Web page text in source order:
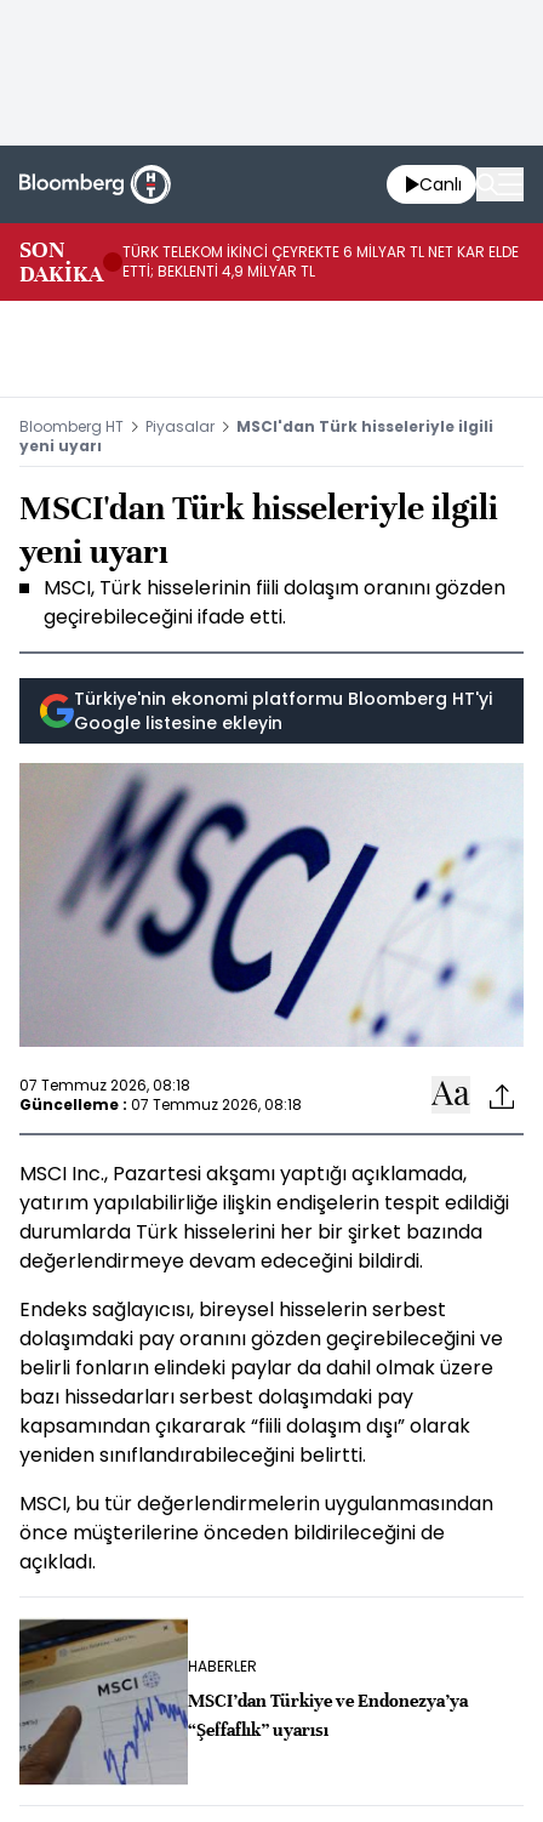
Canlı
SON
DAKİKA
TÜRK TELEKOM İKİNCİ ÇEYREKTE 6 MİLYAR TL NET KAR ELDE
ETTİ; BEKLENTİ 4,9 MİLYAR TL
Bloomberg HT Piyasalar
MSCI'dan Türk hisseleriyle ilgili
yeni uyarı
MSCI'dan Türk hisseleriyle ilgili
yeni uyarı
MSCI, Türk hisselerinin fiili dolaşım oranını gözden
geçirebileceğini ifade etti.
Türkiye'nin ekonomi platformu Bloomberg HT'yi
Google listesine ekleyin
07 Temmuz 2026, 08:18
Güncelleme : 07 Temmuz 2026, 08:18
MSCI Inc., Pazartesi akşamı yaptığı açıklamada,
yatırım yapılabilirliğe ilişkin endişelerin tespit edildiği
durumlarda Türk hisselerini her bir şirket bazında
değerlendirmeye devam edeceğini bildirdi.
Endeks sağlayıcısı, bireysel hisselerin serbest
dolaşımdaki pay oranını gözden geçirebileceğini ve
belirli fonların elindeki paylar da dahil olmak üzere
bazı hissedarları serbest dolaşımdaki pay
kapsamından çıkararak “fiili dolaşım dışı” olarak
yeniden sınıflandırabileceğini belirtti.
MSCI, bu tür değerlendirmelerin uygulanmasından
önce müşterilerine önceden bildirileceğini de
açıkladı.
HABERLER
MSCI’dan Türkiye ve Endonezya’ya
“Şeffaflık” uyarısı